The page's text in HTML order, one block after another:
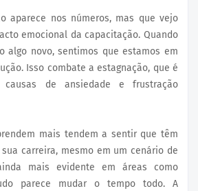
aparece nos números, mas que vejo
emocional da capacitação. Quando
algo novo, sentimos que estamos em
Isso combate a estagnação, que é
de ansiedade e frustração
mais tendem a sentir que têm
carreira, mesmo em um cenário de
mais evidente em áreas como
parece mudar o tempo todo. A